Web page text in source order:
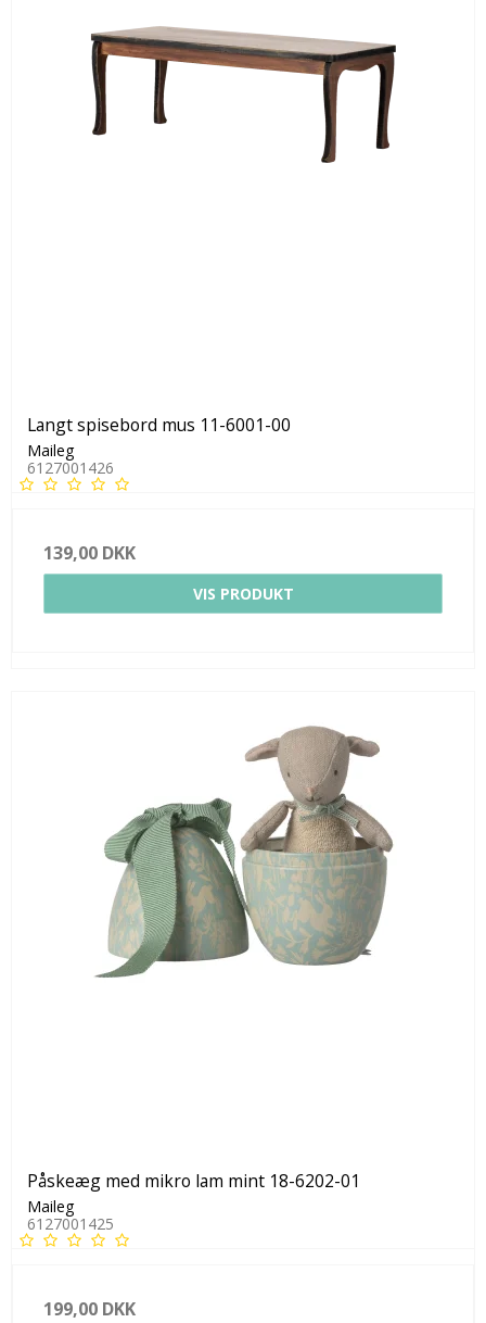
Langt spisebord mus 11-6001-00
Maileg
6127001426
139,00 DKK
VIS PRODUKT
Påskeæg med mikro lam mint 18-6202-01
Maileg
6127001425
199,00 DKK